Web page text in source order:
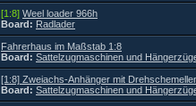
[1:8] Weel loader 966h
Board: Radlader
Fahrerhaus im Maßstab 1:8
Board: Sattelzugmaschinen und
[1:8] Zweiachs-Anhänger mit
Board: Sattelzugmaschinen und